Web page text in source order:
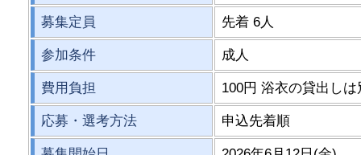
募集定員 先着 6人
参加条件 成人
費用負担 100円 浴衣の貸出し
応募・選考方法 申込先着順